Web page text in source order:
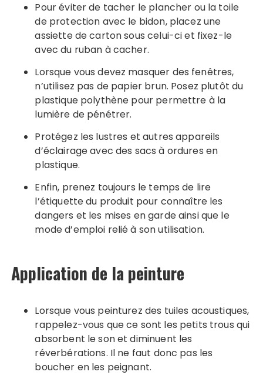
Pour éviter de tacher le plancher ou la toile
de protection avec le bidon, placez une
assiette de carton sous celui-ci et fixez-le
avec du ruban à cacher.
Lorsque vous devez masquer des fenêtres,
n’utilisez pas de papier brun. Posez plutôt du
plastique polythène pour permettre à la
lumière de pénétrer.
Protégez les lustres et autres appareils
d’éclairage avec des sacs à ordures en
plastique.
Enfin, prenez toujours le temps de lire
l’étiquette du produit pour connaître les
dangers et les mises en garde ainsi que le
mode d’emploi relié à son utilisation.
Application de la peinture
Lorsque vous peinturez des tuiles acoustiques,
rappelez-vous que ce sont les petits trous qui
absorbent le son et diminuent les
réverbérations. Il ne faut donc pas les
boucher en les peignant.